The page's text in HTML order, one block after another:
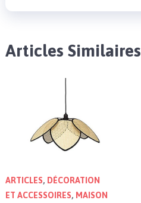
Articles Similaires
ARTICLES, DÉCORATION
ET ACCESSOIRES, MAISON